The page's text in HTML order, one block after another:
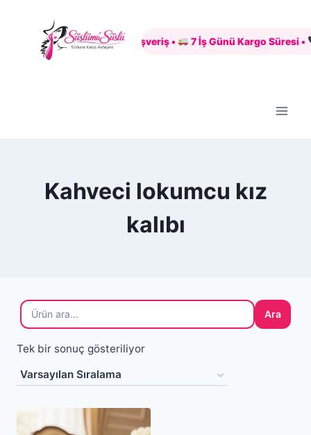
content
Güvenli Alışveriş • 7 İş Günü Kargo Süresi •
Kahveci lokumcu kız
kalıbı
Ara
Tek bir sonuç gösteriliyor